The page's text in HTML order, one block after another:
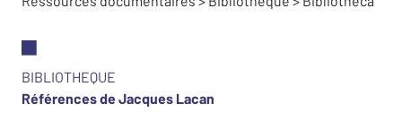
BIBLIOTHEQUE
Références de Jacques Lacan